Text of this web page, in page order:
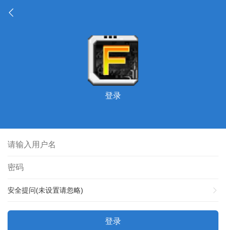
登录
安全提问(未设置请忽略)
登录